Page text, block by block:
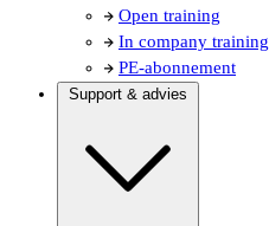
Open training
In company training
PE-abonnement
Support & advies